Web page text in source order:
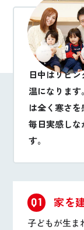
日中はリビ
温になります
は全く寒さ
毎日実感しな
す。
Q1 家を
子どもが生ま